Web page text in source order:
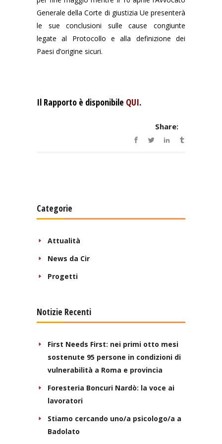
Generale della Corte di giustizia Ue presenterà
le sue conclusioni sulle cause congiunte
legate al Protocollo e alla definizione dei
Paesi d’origine sicuri.
Il Rapporto è disponibile QUI.
Share:
Categorie
Attualità
News da Cir
Progetti
Notizie Recenti
First Needs First: nei primi otto mesi
sostenute 95 persone in condizioni di
vulnerabilità a Roma e provincia
Foresteria Boncuri Nardò: la voce ai
lavoratori
Stiamo cercando uno/a psicologo/a a
Badolato